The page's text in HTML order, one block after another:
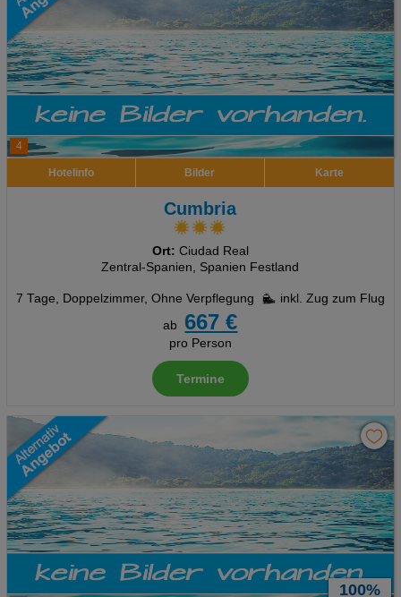
4
Hotelinfo Bilder Karte
Cumbria
Ort: Ciudad Real
Zentral-Spanien, Spanien Festland
7 Tage, Doppelzimmer, Ohne Verpflegung
inkl. Zug zum Flug
ab
667 €
pro Person
Termine
100%